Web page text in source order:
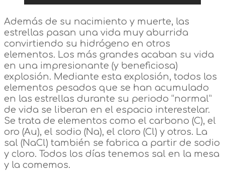
Además de su nacimiento y muerte, las
estrellas pasan una vida muy aburrida
convirtiendo su hidrógeno en otros
elementos. Los más grandes acaban su vida
en una impresionante (y beneficiosa)
explosión. Mediante esta explosión, todos los
elementos pesados que se han acumulado
en las estrellas durante su periodo “normal”
de vida se liberan en el espacio interestelar.
Se trata de elementos como el carbono (C), el
oro (Au), el sodio (Na), el cloro (Cl) y otros. La
sal (NaCl) también se fabrica a partir de sodio
y cloro. Todos los días tenemos sal en la mesa
y la comemos.